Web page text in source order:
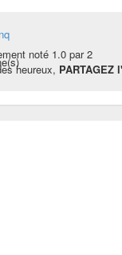
noté 1.0 par 2
heureux, PARTAGEZ